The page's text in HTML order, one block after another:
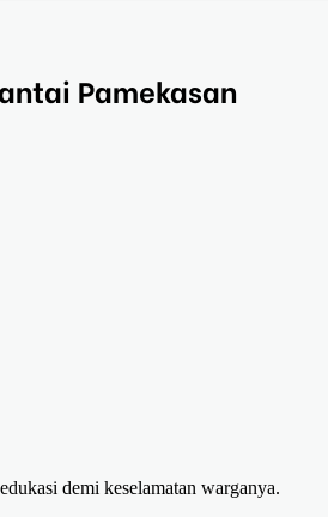
Pamekasan
demi keselamatan warganya.